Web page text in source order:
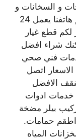
و السخانات و
الفلاتر و غيرها من خدمات السباكة رقم هاتفنا يعمل 24
قطع غيار
شراء افضل
فني صحي
اتصل
المنقف الافضل
على جميع خدمات ادوات
بيلر مضخة
اطقم حمامات.
المياه